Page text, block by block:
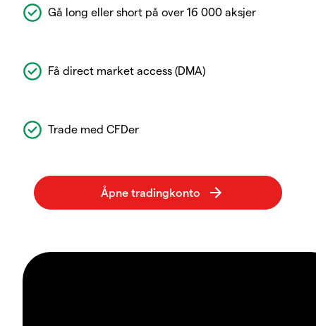
Gå long eller short på over 16 000 aksjer
Få direct market access (DMA)
Trade med CFDer